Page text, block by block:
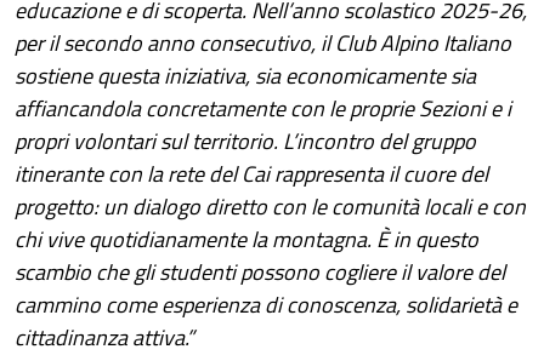
educazione e di scoperta. Nell’anno scolastico 2025-26,
per il secondo anno consecutivo, il Club Alpino Italiano
sostiene questa iniziativa, sia economicamente sia
affiancandola concretamente con le proprie Sezioni e i
propri volontari sul territorio. L’incontro del gruppo
itinerante con la rete del Cai rappresenta il cuore del
progetto: un dialogo diretto con le comunità locali e con
chi vive quotidianamente la montagna. È in questo
scambio che gli studenti possono cogliere il valore del
cammino come esperienza di conoscenza, solidarietà e
cittadinanza attiva.”